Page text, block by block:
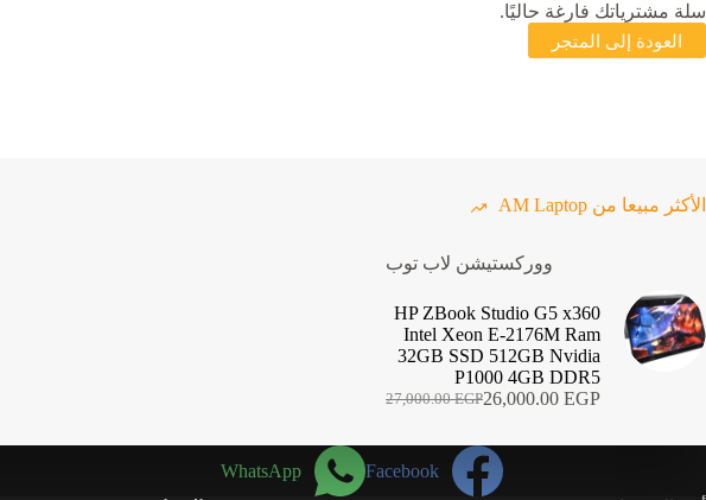
سلة مشترياتك فارغة حاليًا.
العودة إلى المتجر
الأكثر مبيعا من AM Laptop
ووركستيشن لاب توب
HP ZBook Studio G5 x360
Intel Xeon E-2176M Ram
32GB SSD 512GB Nvidia
P1000 4GB DDR5
27,000.00EGP
السعر
هو:
27,000.00 EGP.
26,000.00 EGP
السعر
هو:
26,000.00 EGP.
Facebook
WhatsApp